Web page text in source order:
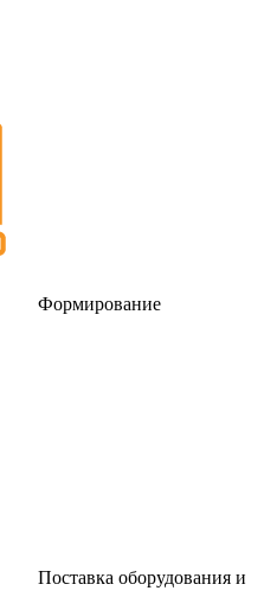
Формирование
Поставка оборудования и